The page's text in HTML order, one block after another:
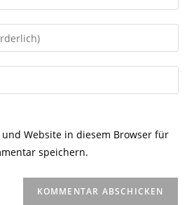
und Website in diesem Browser für
speichern.